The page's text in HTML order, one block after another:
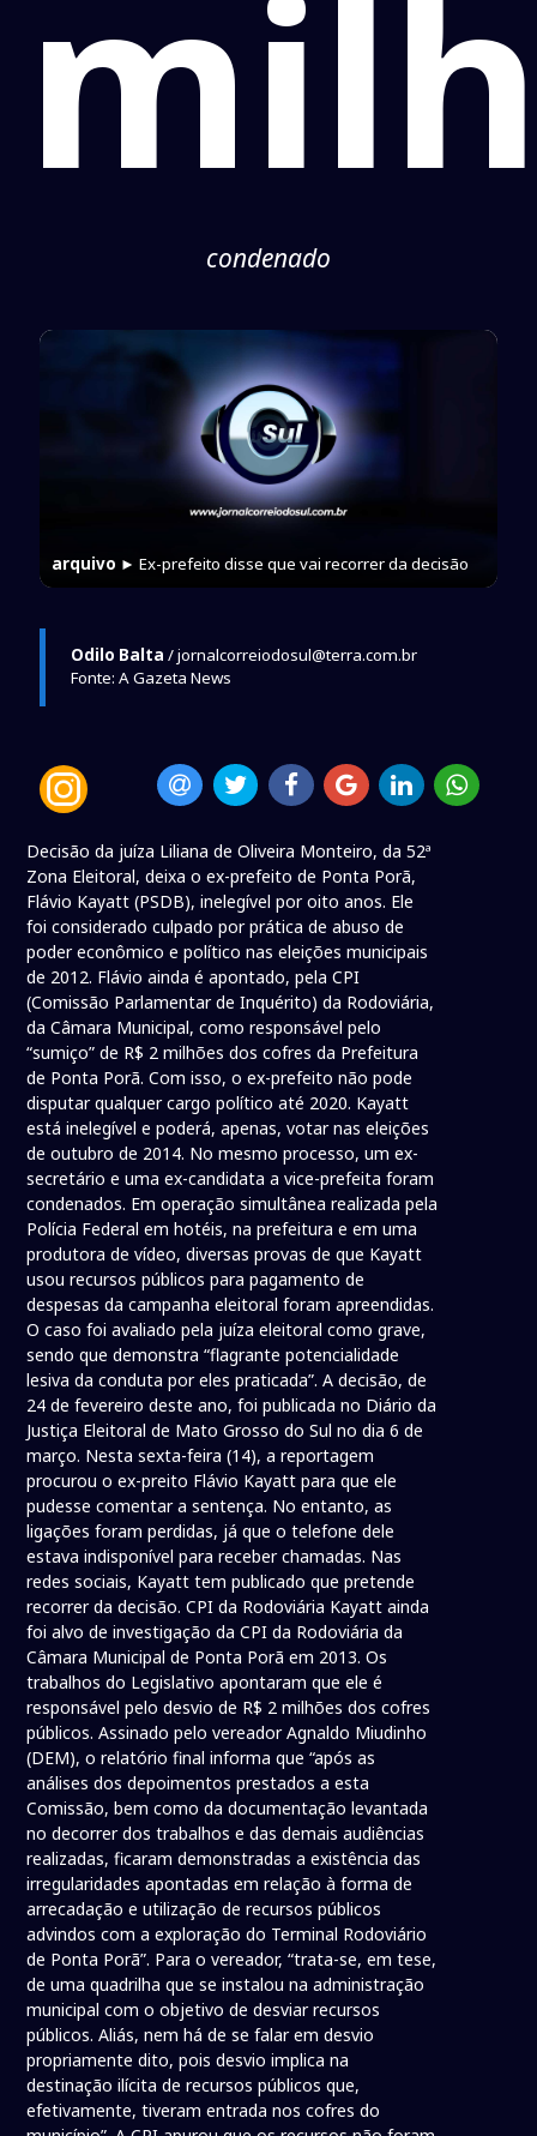
condenado
arquivo ► Ex-prefeito disse que vai recorrer da decisão
Odilo Balta / jornalcorreiodosul@terra.com.br
Fonte: A Gazeta News
Decisão da juíza Liliana de Oliveira Monteiro, da 52ª
Zona Eleitoral, deixa o ex-prefeito de Ponta Porã,
Flávio Kayatt (PSDB), inelegível por oito anos. Ele
foi considerado culpado por prática de abuso de
poder econômico e político nas eleições municipais
de 2012. Flávio ainda é apontado, pela CPI
(Comissão Parlamentar de Inquérito) da Rodoviária,
da Câmara Municipal, como responsável pelo
“sumiço” de R$ 2 milhões dos cofres da Prefeitura
de Ponta Porã. Com isso, o ex-prefeito não pode
disputar qualquer cargo político até 2020. Kayatt
está inelegível e poderá, apenas, votar nas eleições
de outubro de 2014. No mesmo processo, um ex-
secretário e uma ex-candidata a vice-prefeita foram
condenados. Em operação simultânea realizada pela
Polícia Federal em hotéis, na prefeitura e em uma
produtora de vídeo, diversas provas de que Kayatt
usou recursos públicos para pagamento de
despesas da campanha eleitoral foram apreendidas.
O caso foi avaliado pela juíza eleitoral como grave,
sendo que demonstra “flagrante potencialidade
lesiva da conduta por eles praticada”. A decisão, de
24 de fevereiro deste ano, foi publicada no Diário da
Justiça Eleitoral de Mato Grosso do Sul no dia 6 de
março. Nesta sexta-feira (14), a reportagem
procurou o ex-preito Flávio Kayatt para que ele
pudesse comentar a sentença. No entanto, as
ligações foram perdidas, já que o telefone dele
estava indisponível para receber chamadas. Nas
redes sociais, Kayatt tem publicado que pretende
recorrer da decisão. CPI da Rodoviária Kayatt ainda
foi alvo de investigação da CPI da Rodoviária da
Câmara Municipal de Ponta Porã em 2013. Os
trabalhos do Legislativo apontaram que ele é
responsável pelo desvio de R$ 2 milhões dos cofres
públicos. Assinado pelo vereador Agnaldo Miudinho
(DEM), o relatório final informa que “após as
análises dos depoimentos prestados a esta
Comissão, bem como da documentação levantada
no decorrer dos trabalhos e das demais audiências
realizadas, ficaram demonstradas a existência das
irregularidades apontadas em relação à forma de
arrecadação e utilização de recursos públicos
advindos com a exploração do Terminal Rodoviário
de Ponta Porã”. Para o vereador, “trata-se, em tese,
de uma quadrilha que se instalou na administração
municipal com o objetivo de desviar recursos
públicos. Aliás, nem há de se falar em desvio
propriamente dito, pois desvio implica na
destinação ilícita de recursos públicos que,
efetivamente, tiveram entrada nos cofres do